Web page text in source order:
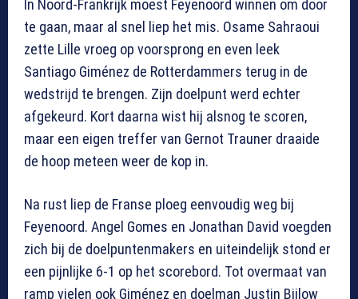
In Noord-Frankrijk moest Feyenoord winnen om door
te gaan, maar al snel liep het mis. Osame Sahraoui
zette Lille vroeg op voorsprong en even leek
Santiago Giménez de Rotterdammers terug in de
wedstrijd te brengen. Zijn doelpunt werd echter
afgekeurd. Kort daarna wist hij alsnog te scoren,
maar een eigen treffer van Gernot Trauner draaide
de hoop meteen weer de kop in.
Na rust liep de Franse ploeg eenvoudig weg bij
Feyenoord. Angel Gomes en Jonathan David voegden
zich bij de doelpuntenmakers en uiteindelijk stond er
een pijnlijke 6-1 op het scorebord. Tot overmaat van
ramp vielen ook Giménez en doelman Justin Bijlow